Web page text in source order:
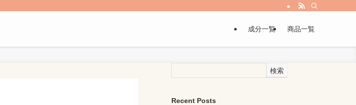
成分一覧 商品一覧
検索
Recent Posts